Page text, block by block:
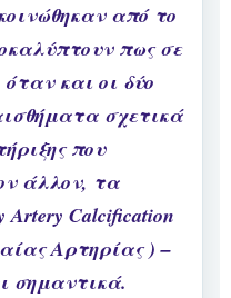
από το
πως σε
και οι δύο
σχετικά
που
άλλον, τα
Artery Calcification
Αρτηρίας ) –
σημαντικά.